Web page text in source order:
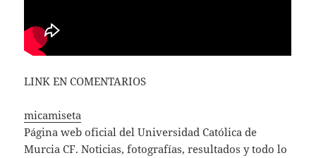
LINK EN COMENTARIOS
micamiseta
Página web oficial del Universidad Católica de
Murcia CF. Noticias, fotografías, resultados y todo lo